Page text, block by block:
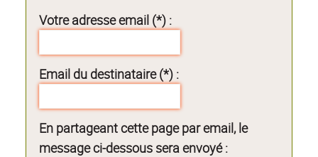
Votre adresse email (*) :
Email du destinataire (*) :
En partageant cette page par email, le
message ci-dessous sera envoyé :